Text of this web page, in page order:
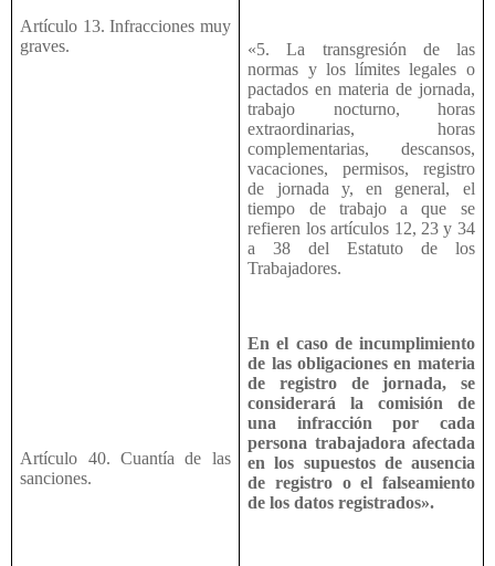
Artículo 13. Infracciones muy
graves.
Artículo 40. Cuantía de las
sanciones.
«5. La transgresión de las
normas y los límites legales o
pactados en materia de jornada,
trabajo nocturno, horas
extraordinarias, horas
complementarias, descansos,
vacaciones, permisos, registro
de jornada y, en general, el
tiempo de trabajo a que se
refieren los artículos 12, 23 y 34
a 38 del Estatuto de los
Trabajadores.
En el caso de incumplimiento
de las obligaciones en materia
de registro de jornada, se
considerará la comisión de
una infracción por cada
persona trabajadora afectada
en los supuestos de ausencia
de registro o el falseamiento
de los datos registrados».